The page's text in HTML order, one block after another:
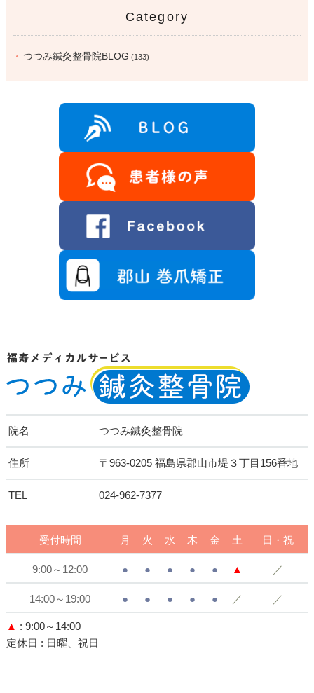
Category
つつみ鍼灸整骨院BLOG (133)
院名 つつみ鍼灸整骨院
住所 〒963-0205 福島県郡山市堤３丁目156番地
TEL 024-962-7377
受付時間 月 火 水 木 金 土 日・祝
9:00～12:00 ● ● ● ● ● ▲ ／
14:00～19:00 ● ● ● ● ● ／ ／
▲ : 9:00～14:00
定休日 : 日曜、祝日